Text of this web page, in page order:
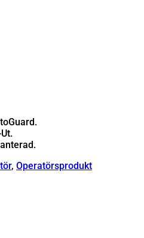
, Operatörsprodukt